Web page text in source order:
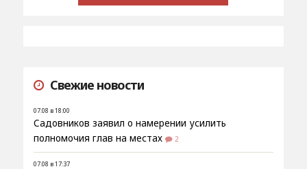
Свежие новости
07.08 в 18:00
Садовников заявил о намерении усилить
полномочия глав на местах
2
07.08 в 17:37